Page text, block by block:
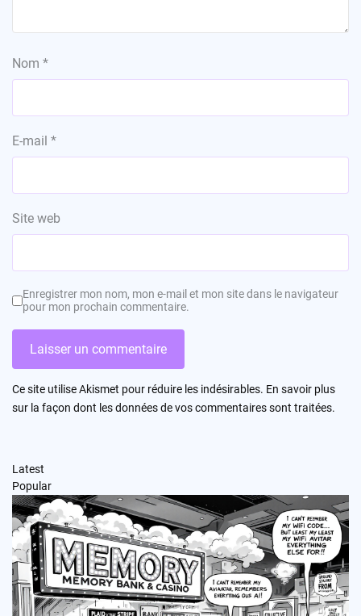
Nom *
E-mail *
Site web
Enregistrer mon nom, mon e-mail et mon site dans le navigateur
pour mon prochain commentaire.
Ce site utilise Akismet pour réduire les indésirables. En savoir plus
sur la façon dont les données de vos commentaires sont traitées.
Latest
Popular